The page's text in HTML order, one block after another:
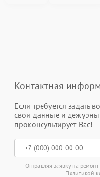
Контактная
Если требуется задать
свои данные и
проконсультирует Вас!
Отправляя заявку на
Политикой